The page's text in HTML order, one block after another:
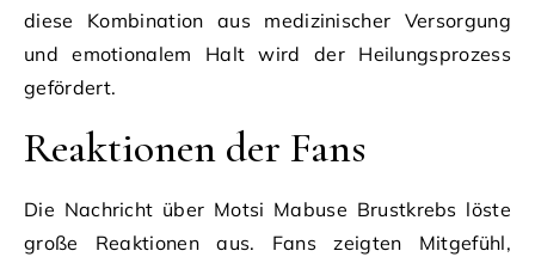
diese Kombination aus medizinischer Versorgung
und emotionalem Halt wird der Heilungsprozess
gefördert.
Reaktionen der Fans
Die Nachricht über Motsi Mabuse Brustkrebs löste
große Reaktionen aus. Fans zeigten Mitgefühl,